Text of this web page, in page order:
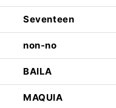
Seventeen
non-no
BAILA
MAQUIA